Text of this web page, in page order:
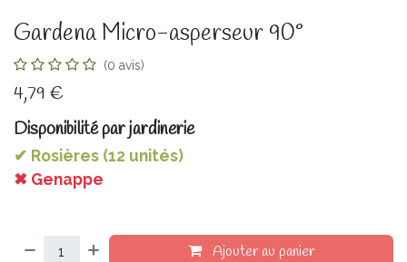
Gardena Micro-asperseur 90°
(0 avis)
4,79 €
Disponibilité par jardinerie
✔ Rosières (12 unités)
✖ Genappe
Ajouter au panier